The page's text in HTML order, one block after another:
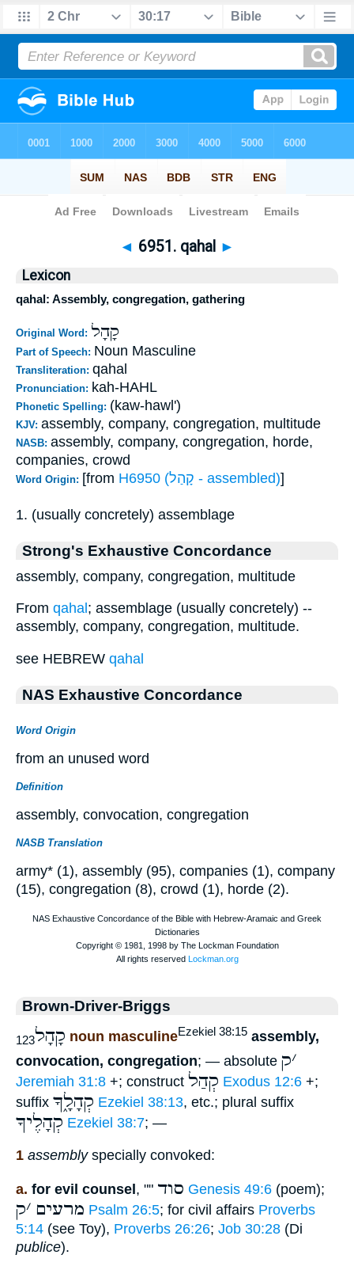
Bible> Strong's >Hebrew > 6951
◄ 6951. qahal ►
Lexicon
qahal: Assembly, congregation, gathering
Original Word: קָהָל
Part of Speech: Noun Masculine
Transliteration: qahal
Pronunciation: kah-HAHL
Phonetic Spelling: (kaw-hawl')
KJV: assembly, company, congregation, multitude
NASB: assembly, company, congregation, horde,
companies, crowd
Word Origin: [from H6950 (קָהַל - assembled)]
1. (usually concretely) assemblage
Strong's Exhaustive Concordance
assembly, company, congregation, multitude
From qahal ; assemblage (usually concretely) --
assembly, company, congregation, multitude.
see HEBREW qahal
NAS Exhaustive Concordance
Word Origin
from an unused word
Definition
assembly, convocation, congregation
NASB Translation
army* (1), assembly (95), companies (1), company
(15), congregation (8), crowd (1), horde (2).
Brown-Driver-Briggs
קָהָל123 noun masculineEzekiel 38:15 assembly,
convocation, congregation; — absolute ׳ק
Jeremiah 31:8 +; construct קְהַל Exodus 12:6 +;
suffix קְהָלָ֑ךָ Ezekiel 38:13, etc.; plural suffix
קְהָלֶיךָ Ezekiel 38:7; —
1 assemblyspecially convoked:
a. for evil counsel, "" סוד Genesis 49:6 (poem);
מרעים ׳ק Psalm 26:5; for civil affairs Proverbs
5:14 (see Toy), Proverbs 26:26; Job 30:28 (Di
publice).